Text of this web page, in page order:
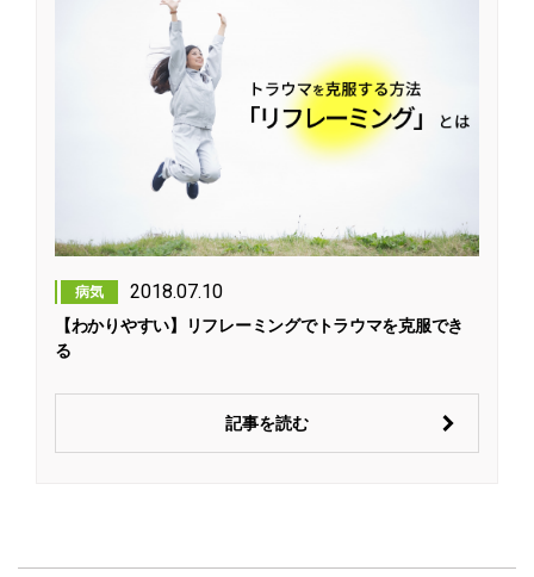
病気 2018.07.10
【わかりやすい】リフレーミングでトラウマを克服でき
る
記事を読む